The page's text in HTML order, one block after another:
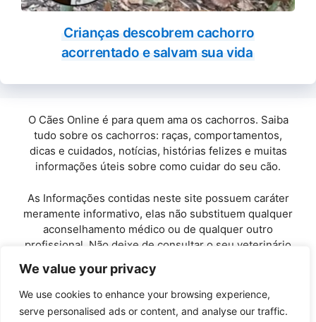
We value your privacy
We use cookies to enhance your browsing experience,
serve personalised ads or content, and analyse our traffic.
Crianças descobrem cachorro
acorrentado e salvam sua vida
O Cães Online é para quem ama os cachorros. Saiba
tudo sobre os cachorros: raças, comportamentos,
dicas e cuidados, notícias, histórias felizes e muitas
informações úteis sobre como cuidar do seu cão.
As Informações contidas neste site possuem caráter
meramente informativo, elas não substituem qualquer
aconselhamento médico ou de qualquer outro
profissional. Não deixe de consultar o seu veterinário
de confiança.
Copyright© 2010 / 2026 · Cães Online - Todos os
direitos reservados.